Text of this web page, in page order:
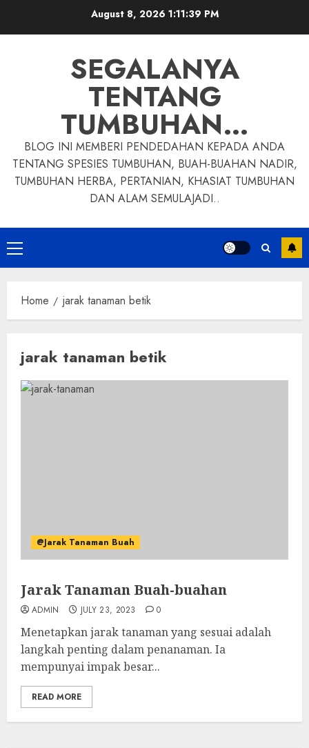
August 8, 2026 1:11:40 PM
SEGALANYA
TENTANG
TUMBUHAN…
BLOG INI MEMBERI PENDEDAHAN KEPADA ANDA
TENTANG SPESIES TUMBUHAN, BUAH-BUAHAN NADIR,
TUMBUHAN HERBA, PERTANIAN, KHASIAT TUMBUHAN
DAN ALAM SEMULAJADI..
Primary
Menu
Home jarak tanaman betik
jarak tanaman betik
@Jarak Tanaman Buah
Jarak Tanaman Buah-buahan
ADMIN JULY 23, 2023 0
Menetapkan jarak tanaman yang sesuai adalah
langkah penting dalam penanaman. Ia
mempunyai impak besar...
READ MORE